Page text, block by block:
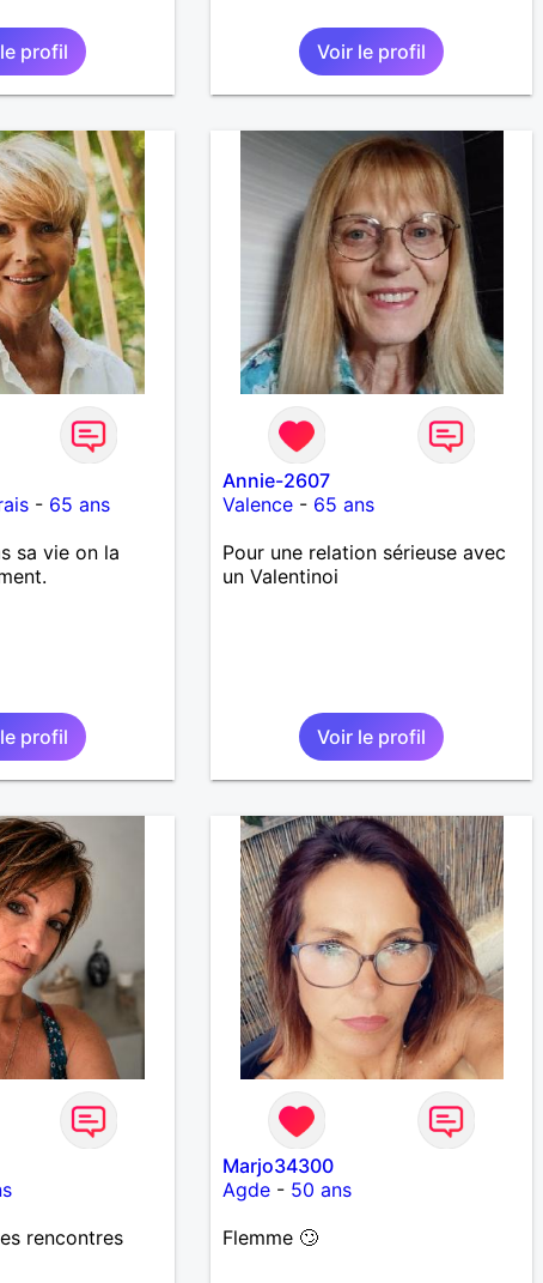
profil Voir le profil
- 65 ans
sa vie on la
profil
Annie-2607
Valence - 65 ans
Pour une relation sérieuse avec
un Valentinoi
Voir le profil
rencontres
Marjo34300
Agde - 50 ans
Flemme 🙄